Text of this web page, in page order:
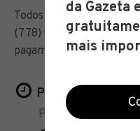
Todos os horários do
(778) em Curitiba, o
pagamento e o itinerário
Próximos
Praca Rui Barbosa